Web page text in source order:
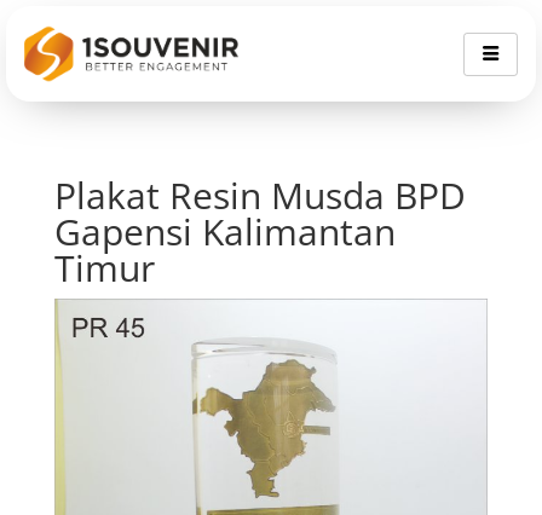
Plakat Resin Musda BPD
Gapensi Kalimantan
Timur